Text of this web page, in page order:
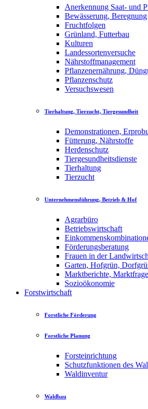
Anerkennung Saat- und
Bewässerung, Beregnung
Fruchtfolgen
Grünland, Futterbau
Kulturen
Landessortenversuche
Nährstoffmanagement
Pflanzenernährung,
Pflanzenschutz
Versuchswesen
Tierhaltung, Tierzucht, Tiergesundheit
Demonstrationen,
Fütterung, Nährstoffe
Herdenschutz
Tiergesundheitsdienste
Tierhaltung
Tierzucht
Unternehmensführung, Betrieb & Hof
Agrarbüro
Betriebswirtschaft
Förderungsberatung
Frauen in der
Garten, Hofgrün,
Marktberichte,
Sozioökonomie
Forstwirtschaft
Forstliche Förderung
Forstliche Planung
Forsteinrichtung
Schutzfunktionen des
Waldinventur
Waldbau